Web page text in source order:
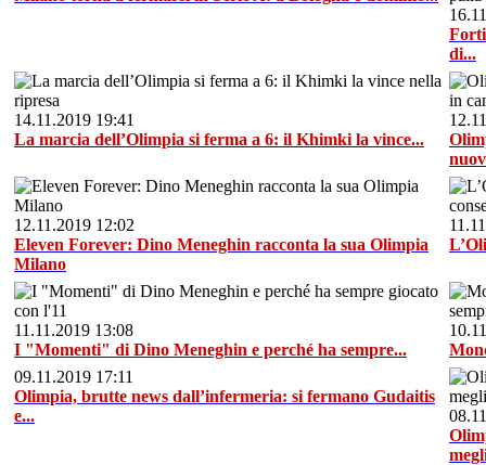
di...
14.11.2019 19:41
La marcia dell’Olimpia si ferma a 6: il Khimki la vince...
12.11.2019 12:02
Eleven Forever: Dino Meneghin racconta la sua Olimpia
Milano
11.11.2019 13:08
I "Momenti" di Dino Meneghin e perché ha sempre...
09.11.2019 17:11
Olimpia, brutte news dall’infermeria: si fermano Gudaitis
e...